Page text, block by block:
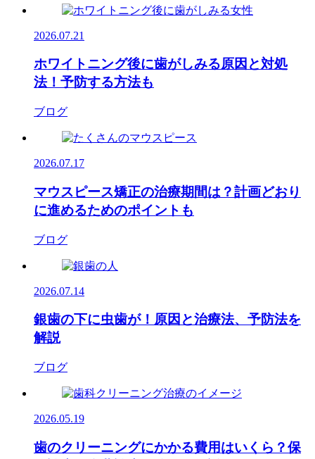
2026.07.21
ホワイトニング後に歯がしみる原因と対処
法！予防する方法も
ブログ
2026.07.17
マウスピース矯正の治療期間は？計画どおり
に進めるためのポイントも
ブログ
2026.07.14
銀歯の下に虫歯が！原因と治療法、予防法を
解説
ブログ
2026.05.19
歯のクリーニングにかかる費用はいくら？保